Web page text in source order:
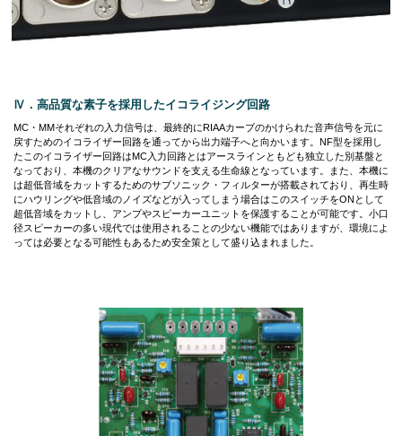
Ⅳ．高品質な素子を採用したイコライジング回路
MC・MMそれぞれの入力信号は、最終的にRIAAカーブのかけられた音声信号を元に
戻すためのイコライザー回路を通ってから出力端子へと向かいます。NF型を採用し
たこのイコライザー回路はMC入力回路とはアースラインともども独立した別基盤と
なっており、本機のクリアなサウンドを支える生命線となっています。また、本機に
は超低音域をカットするためのサブソニック・フィルターが搭載されており、再生時
にハウリングや低音域のノイズなどが入ってしまう場合はこのスイッチをONとして
超低音域をカットし、アンプやスピーカーユニットを保護することが可能です。小口
径スピーカーの多い現代では使用されることの少ない機能ではありますが、環境によ
っては必要となる可能性もあるため安全策として盛り込まれました。